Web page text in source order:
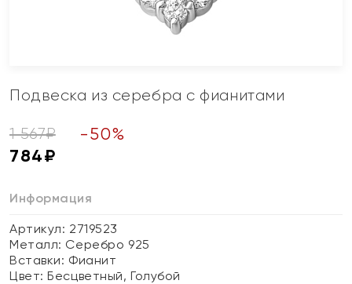
Подвеска из серебра с фианитами
1 567₽ -50%
784₽
Информация
Артикул: 2719523
Металл: Серебро 925
Вставки: Фианит
Цвет:Бесцветный, Голубой